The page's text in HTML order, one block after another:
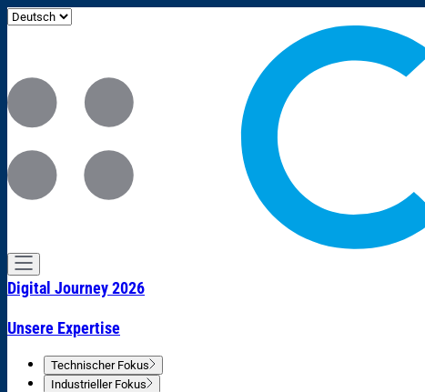
Digital Journey 2026
Unsere Expertise
Technischer Fokus
Industrieller Fokus